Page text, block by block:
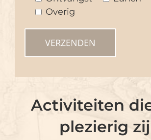
Overig
Activiteiten
plezierig